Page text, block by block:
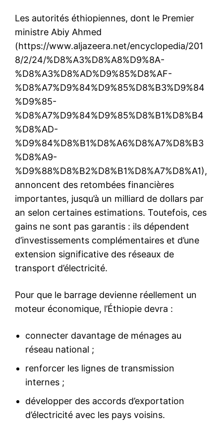
Les autorités éthiopiennes, dont le Premier
ministre Abiy Ahmed
(https://www.aljazeera.net/encyclopedia/201
8/2/24/%D8%A3%D8%A8%D9%8A-
%D8%A3%D8%AD%D9%85%D8%AF-
%D8%A7%D9%84%D9%85%D8%B3%D9%84
%D9%85-
%D8%A7%D9%84%D9%85%D8%B1%D8%B4
%D8%AD-
%D9%84%D8%B1%D8%A6%D8%A7%D8%B3
%D8%A9-
%D9%88%D8%B2%D8%B1%D8%A7%D8%A1),
annoncent des retombées financières
importantes, jusqu’à un milliard de dollars par
an selon certaines estimations. Toutefois, ces
gains ne sont pas garantis : ils dépendent
d’investissements complémentaires et d’une
extension significative des réseaux de
transport d’électricité.
Pour que le barrage devienne réellement un
moteur économique, l’Éthiopie devra :
connecter davantage de ménages au
réseau national ;
renforcer les lignes de transmission
internes ;
développer des accords d’exportation
d’électricité avec les pays voisins.